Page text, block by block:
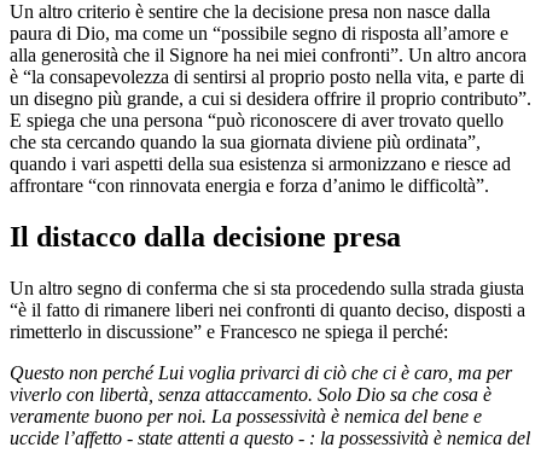
Un altro criterio è sentire che la decisione presa non nasce dalla
paura di Dio, ma come un “possibile segno di risposta all’amore e
alla generosità che il Signore ha nei miei confronti”. Un altro ancora
è “la consapevolezza di sentirsi al proprio posto nella vita, e parte di
un disegno più grande, a cui si desidera offrire il proprio contributo”.
E spiega che una persona “può riconoscere di aver trovato quello
che sta cercando quando la sua giornata diviene più ordinata”,
quando i vari aspetti della sua esistenza si armonizzano e riesce ad
affrontare “con rinnovata energia e forza d’animo le difficoltà”.
Il distacco dalla decisione presa
Un altro segno di conferma che si sta procedendo sulla strada giusta
“è il fatto di rimanere liberi nei confronti di quanto deciso, disposti a
rimetterlo in discussione” e Francesco ne spiega il perché:
Questo non perché Lui voglia privarci di ciò che ci è caro, ma per
viverlo con libertà, senza attaccamento. Solo Dio sa che cosa è
veramente buono per noi. La possessività è nemica del bene e
uccide l’affetto - state attenti a questo - : la possessività è nemica del